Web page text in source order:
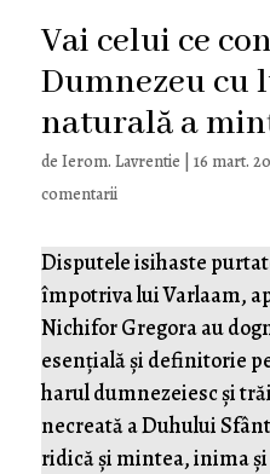
Vai celui ce
Dumnezeu cu
naturală a
de Ierom. Lavrentie 16 mart.
comentarii
Disputele isihaste
împotriva lui Varlaam,
Nichifor Gregora au
esențială și definitorie
harul dumnezeiesc și
necreată a Duhului
ridică și mintea, inima